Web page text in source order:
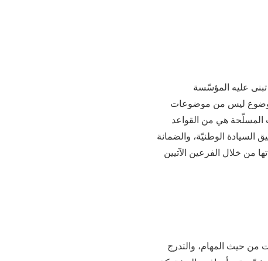
عليه المؤسّسة
ليس من موضوعات
المسلّحة هي من القواعد
الوطنيّة، والضمانة
من خلال الفرعين الآتيين
حيث المهام، والتدرج